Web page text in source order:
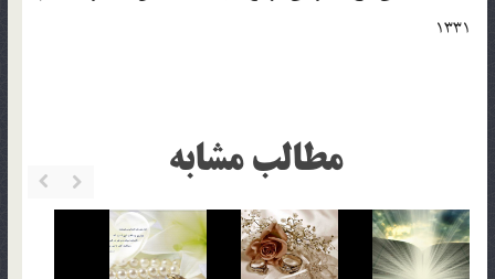
1331
مطالب مشابه